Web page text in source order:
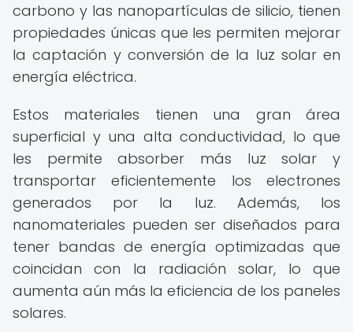
carbono y las nanopartículas de silicio, tienen
propiedades únicas que les permiten mejorar
la captación y conversión de la luz solar en
energía eléctrica.
Estos materiales tienen una gran área
superficial y una alta conductividad, lo que
les permite absorber más luz solar y
transportar eficientemente los electrones
generados por la luz. Además, los
nanomateriales pueden ser diseñados para
tener bandas de energía optimizadas que
coincidan con la radiación solar, lo que
aumenta aún más la eficiencia de los paneles
solares.